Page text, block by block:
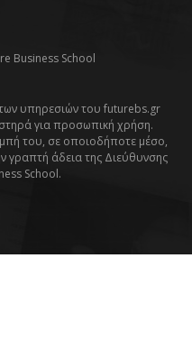
Business School
υπηρεσιών του futurebs.gr
για προσωπική χρήση.
του, σε οποιοδήποτε μέσο,
γραπτή άδεια της Διεύθυνσης
School.